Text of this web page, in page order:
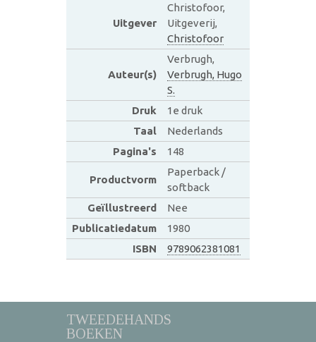
Uitgever
Christofoor,
Uitgeverij,
Christofoor
Auteur(s)
Verbrugh,
Verbrugh, Hugo
S.
Druk
1e druk
Taal
Nederlands
Pagina's
148
Productvorm
Paperback /
softback
Geïllustreerd
Nee
Publicatiedatum
1980
ISBN
9789062381081
TWEEDEHANDS
BOEKEN